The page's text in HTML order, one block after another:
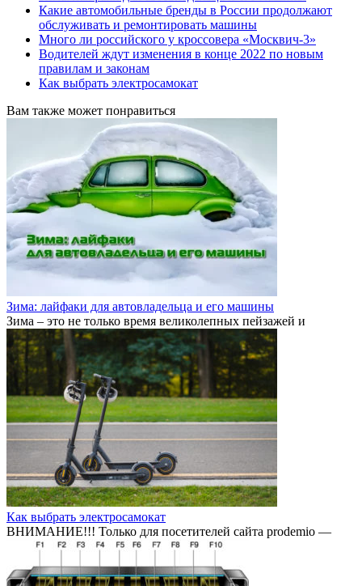
Какие автомобильные бренды в России продолжают
обслуживать и ремонтировать машины
Много ли российского у кроссовера «Москвич-3»
Водителей ждут изменения в конце 2022 по новым
правилам и законам
Как выбрать электросамокат
Вам также может понравиться
Зима: лайфаки для автовладельца и его машины
Зима – это не только время великолепных пейзажей и
Как выбрать электросамокат
ВНИМАНИЕ!!! Только для посетителей сайта prodemio —